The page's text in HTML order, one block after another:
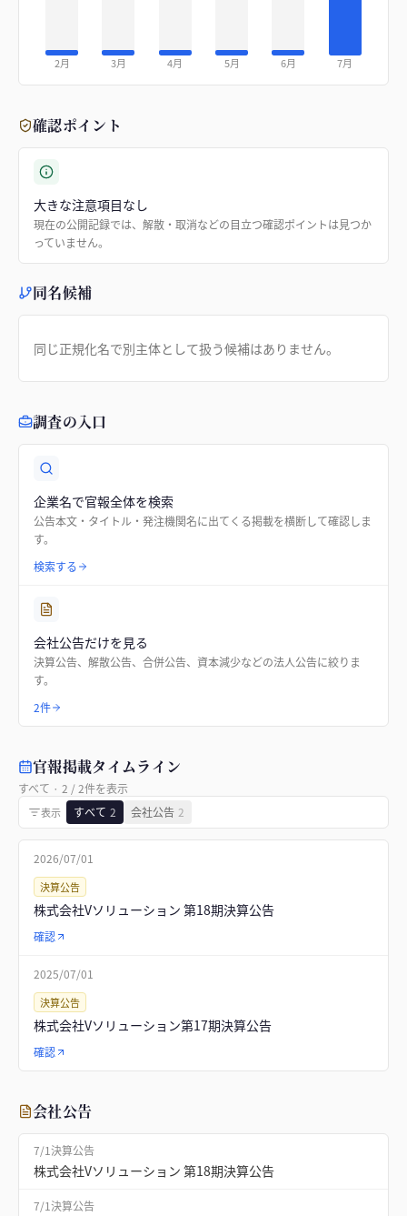
2月 3月 4月 5月 6月 7月
確認ポイント
大きな注意項目なし
現在の公開記録では、解散・取消などの目立つ確認ポイントは見つか
っていません。
同名候補
同じ正規化名で別主体として扱う候補はありません。
調査の入口
企業名で官報全体を検索
公告本文・タイトル・発注機関名に出てくる掲載を横断して確認しま
す。
検索する
会社公告だけを見る
決算公告、解散公告、合併公告、資本減少などの法人公告に絞りま
す。
2件
官報掲載タイムライン
すべて · 2 /2件を表示
表示 すべて 2 会社公告 2
2026/07/01
決算公告
株式会社Vソリューション 第18期決算公告
確認
2025/07/01
決算公告
株式会社Vソリューション第17期決算公告
確認
会社公告
7/1決算公告
株式会社Vソリューション 第18期決算公告
7/1決算公告